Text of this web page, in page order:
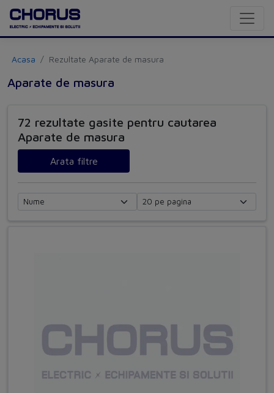
Acasa Rezultate Aparate de masura
Aparate de masura
72 rezultate gasite pentru cautarea
Aparate de masura
Arata filtre